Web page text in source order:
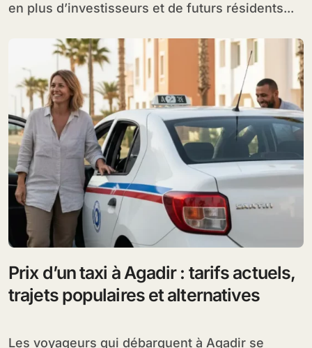
en plus d’investisseurs et de futurs résidents...
Prix d’un taxi à Agadir : tarifs actuels,
trajets populaires et alternatives
Les voyageurs qui débarquent à Agadir se